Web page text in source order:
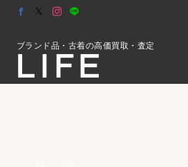
ブランド品・古着の高価買取・査定